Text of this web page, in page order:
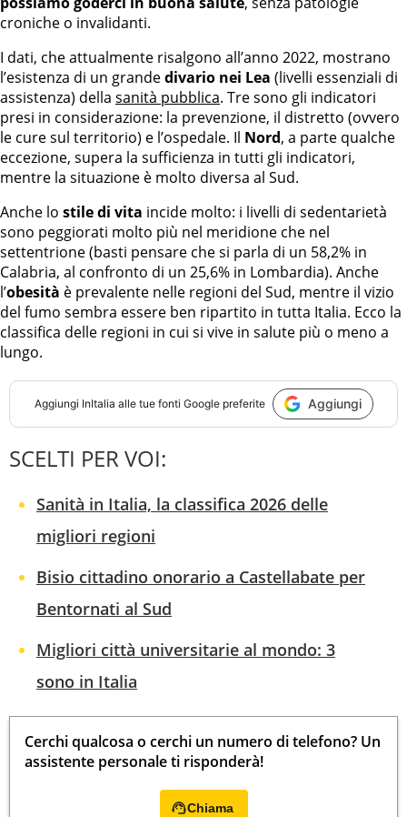
croniche o invalidanti.
I dati, che attualmente risalgono all’anno 2022, mostrano
l’esistenza di un grandedivario nei Lea (livelli essenziali di
assistenza) della sanità pubblica. Tre sono gli indicatori
presi in considerazione: la prevenzione, il distretto (ovvero
le cure sul territorio) e l’ospedale. Il Nord, a parte qualche
eccezione, supera la sufficienza in tutti gli indicatori,
mentre la situazione è molto diversa al Sud.
Anche lo stile di vita incide molto: i livelli di sedentarietà
sono peggiorati molto più nel meridione che nel
settentrione (basti pensare che si parla di un 58,2% in
Calabria, al confronto di un 25,6% in Lombardia). Anche
l’obesità è prevalente nelle regioni del Sud, mentre il vizio
del fumo sembra essere ben ripartito in tutta Italia. Ecco la
classifica delle regioni in cui si vive in salute più o meno a
lungo.
Aggiungi InItalia alle tue fonti Google preferite Aggiungi
SCELTI PER VOI:
Sanità in Italia, la classifica 2026 delle
migliori regioni
Bisio cittadino onorario a Castellabate per
Bentornati al Sud
Migliori città universitarie al mondo: 3
sono in Italia
Cerchi qualcosa o cerchi un numero di telefono? Un
assistente personale ti risponderà!
Chiama